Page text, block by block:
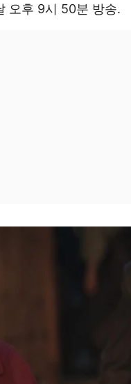
오후 9시 50분 방송.